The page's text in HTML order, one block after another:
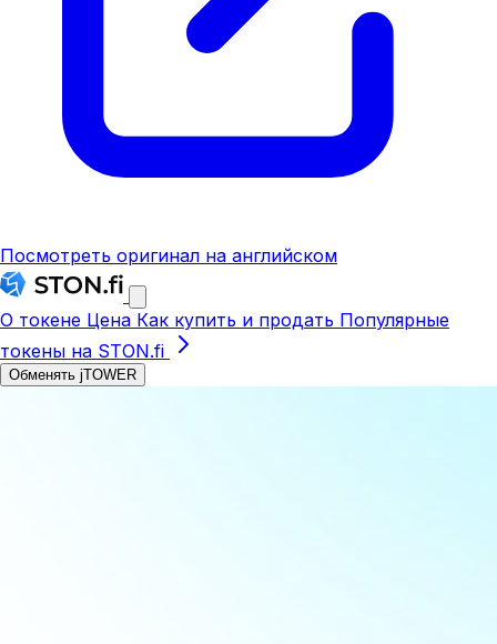
Посмотреть оригинал на английском
О токене Цена Как купить и продать Популярные
токены на STON.fi
Обменять jTOWER